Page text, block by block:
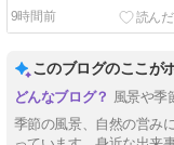
9時間前
このブログのここが
風景や季
季節の風景、自然の営み